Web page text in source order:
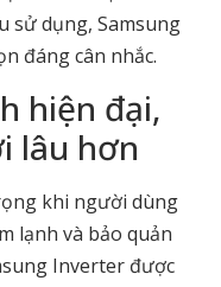
sử dụng, Samsung
đáng cân nhắc.
hiện đại,
lâu hơn
khi người dùng
lạnh và bảo quản
Inverter được